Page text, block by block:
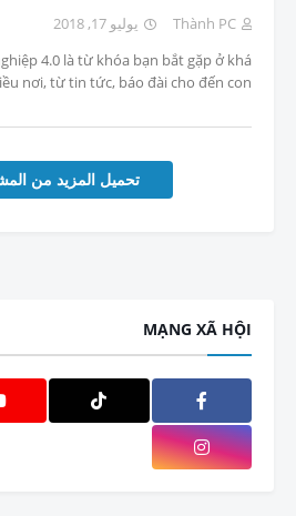
Thành PC
يوليو 17, 2018
4.0 là từ khóa bạn bắt gặp ở khá
nơi, từ tin tức, báo đài cho đến con…
تحميل المزيد من
MẠNG XÃ HỘI